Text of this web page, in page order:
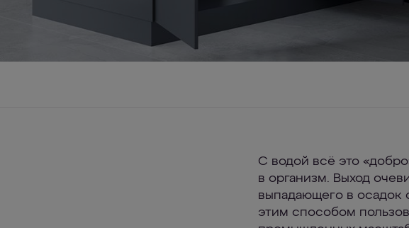
С водой всё это
в организм. Выход
выпадающего в осадок
этим способом